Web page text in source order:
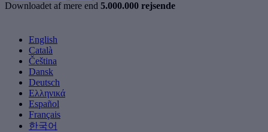
Downloadet af mere end 5.000.000 rejsende
English
Català
Čeština
Dansk
Deutsch
Ελληνικά
Español
Français
한국어